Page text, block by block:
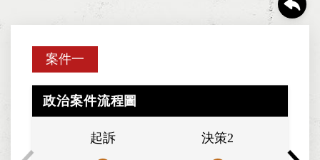
案件一
政治案件流程圖
起訴 決策2